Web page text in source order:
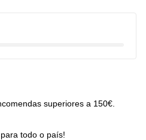
superiores a 150€.
todo o país!